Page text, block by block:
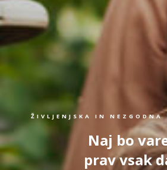
ŽIVLJENJSKA IN NEZGODNA
Naj bo
prav vsak